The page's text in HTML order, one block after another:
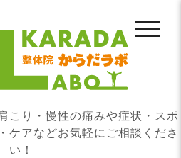
こり・慢性の痛みや症状・スポ
ケアなどお気軽にご相談くださ
い！